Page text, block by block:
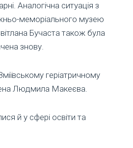
Аналогічна ситуація з
меморіального музею
Бучаста також була
знову.
геріатричному
Людмила Макеєва.
й у сфері освіти та